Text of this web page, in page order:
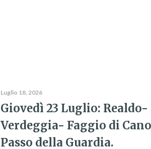
Luglio 18, 2026
Giovedì 23 Luglio: Realdo-
Verdeggia- Faggio di
Passo della Guardia.